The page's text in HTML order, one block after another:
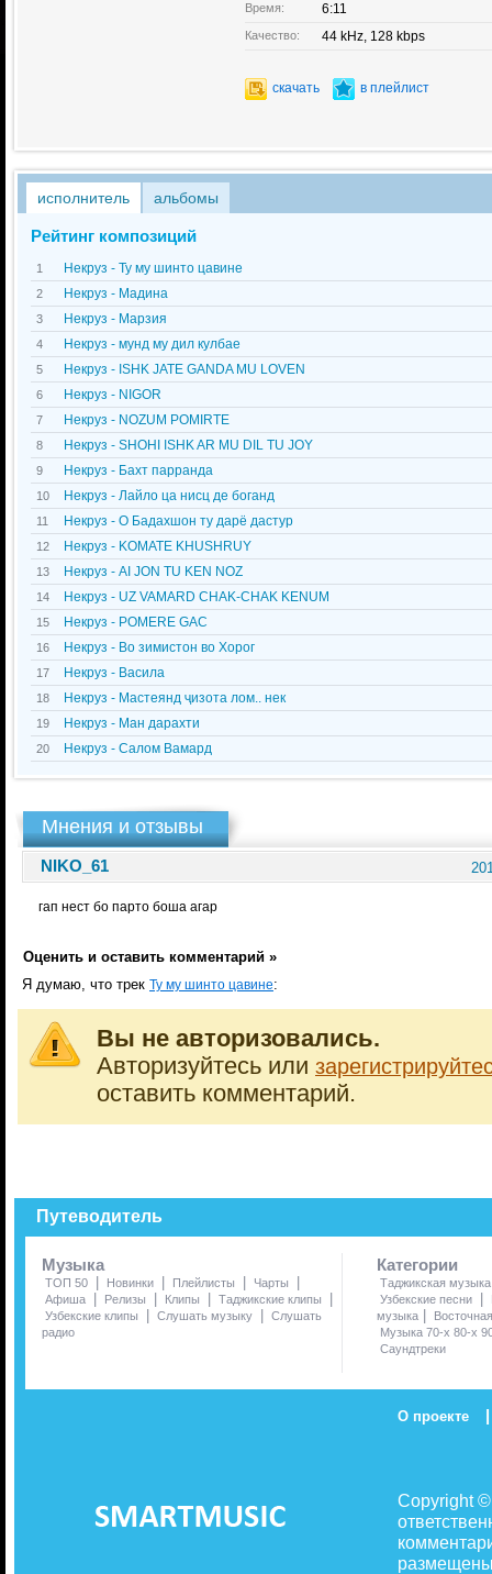
Время: 6:11
Качество: 44 kHz, 128 kbps
скачать в плейлист
исполнитель альбомы
Рейтинг композиций
1 Некруз - Ту му шинто цавине
2 Некруз - Мадина
3 Некруз - Марзия
4 Некруз - мунд му дил кулбае
5 Некруз - ISHK JATE GANDA MU LOVEN
6 Некруз - NIGOR
7 Некруз - NOZUM POMIRTE
8 Некруз - SHOHI ISHK AR MU DIL TU JOY
9 Некруз - Бахт парранда
10 Некруз - Лайло ца нисц де боганд
11 Некруз - О Бадахшон ту дарё дастур
12 Некруз - KOMATE KHUSHRUY
13 Некруз - AI JON TU KEN NOZ
14 Некруз - UZ VAMARD CHAK-CHAK KENUM
15 Некруз - POMERE GAC
16 Некруз - Во зимистон во Хорог
17 Некруз - Васила
18 Некруз - Мастеянд ҷизота лом.. нек
19 Некруз - Ман дарахти
20 Некруз - Салом Вамард
Мнения и отзывы
NIKO_61
гап нест бо парто боша агар
Оценить и оставить комментарий »
Я думаю, что трек Ту му шинто цавине:
Вы не авторизовались.
Авторизуйтесь или
оставить комментарий.
Путеводитель
Музыка
ТОП 50 | Новинки | Плейлисты | Чарты |
Афиша | Релизы | Клипы | Таджикские клипы |
Узбекские клипы | Слушать музыку | Слушать
радио
Категории
Таджикская музыка
Узбекские песни
|
музыка |
Музыка 70-х 80-х
Саундтреки
О проекте |
Copyright
размещены